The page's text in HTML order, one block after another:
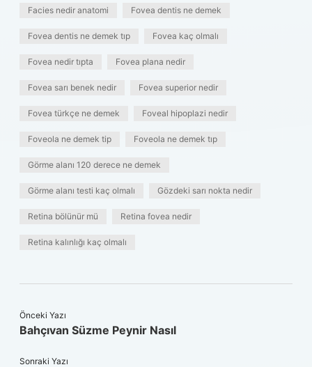
Facies nedir anatomi Fovea dentis ne demek
Fovea dentis ne demek tıp Fovea kaç olmalı
Fovea nedir tıpta Fovea plana nedir
Fovea sarı benek nedir Fovea superior nedir
Fovea türkçe ne demek Foveal hipoplazi nedir
Foveola ne demek tip Foveola ne demek tıp
Görme alanı 120 derece ne demek
Görme alanı testi kaç olmalı Gözdeki sarı nokta nedir
Retina bölünür mü Retina fovea nedir
Retina kalınlığı kaç olmalı
Önceki Yazı
Bahçıvan Süzme Peynir Nasıl
Sonraki Yazı